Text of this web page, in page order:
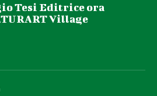
Tesi Editrice ora
Village